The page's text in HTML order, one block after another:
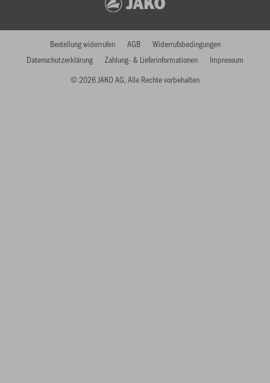
© 2026 JAKO AG, Alle Rechte vorbehalten
Bestellung widerrufen AGB
Widerrufsbedingungen
Datenschutzerklärung
Zahlung- & Lieferinformationen Impressum